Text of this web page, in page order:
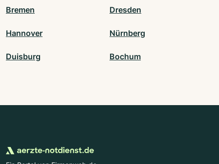
Bremen Dresden
Hannover Nürnberg
Duisburg Bochum